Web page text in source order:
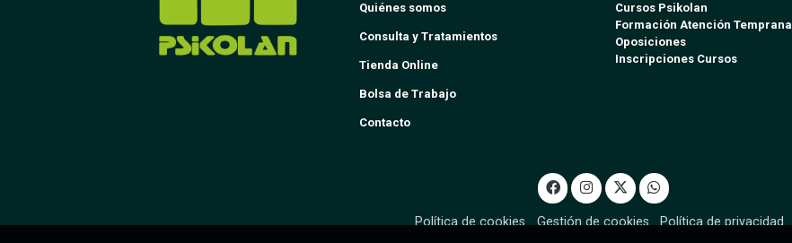
Quiénes somos
Consulta y Tratamientos
Tienda Online
Bolsa de Trabajo
Contacto
Cursos Psikolan
Formación Atención Temprana
Oposiciones
Inscripciones Cursos
Política de cookies Gestión de cookies Política de privacidad